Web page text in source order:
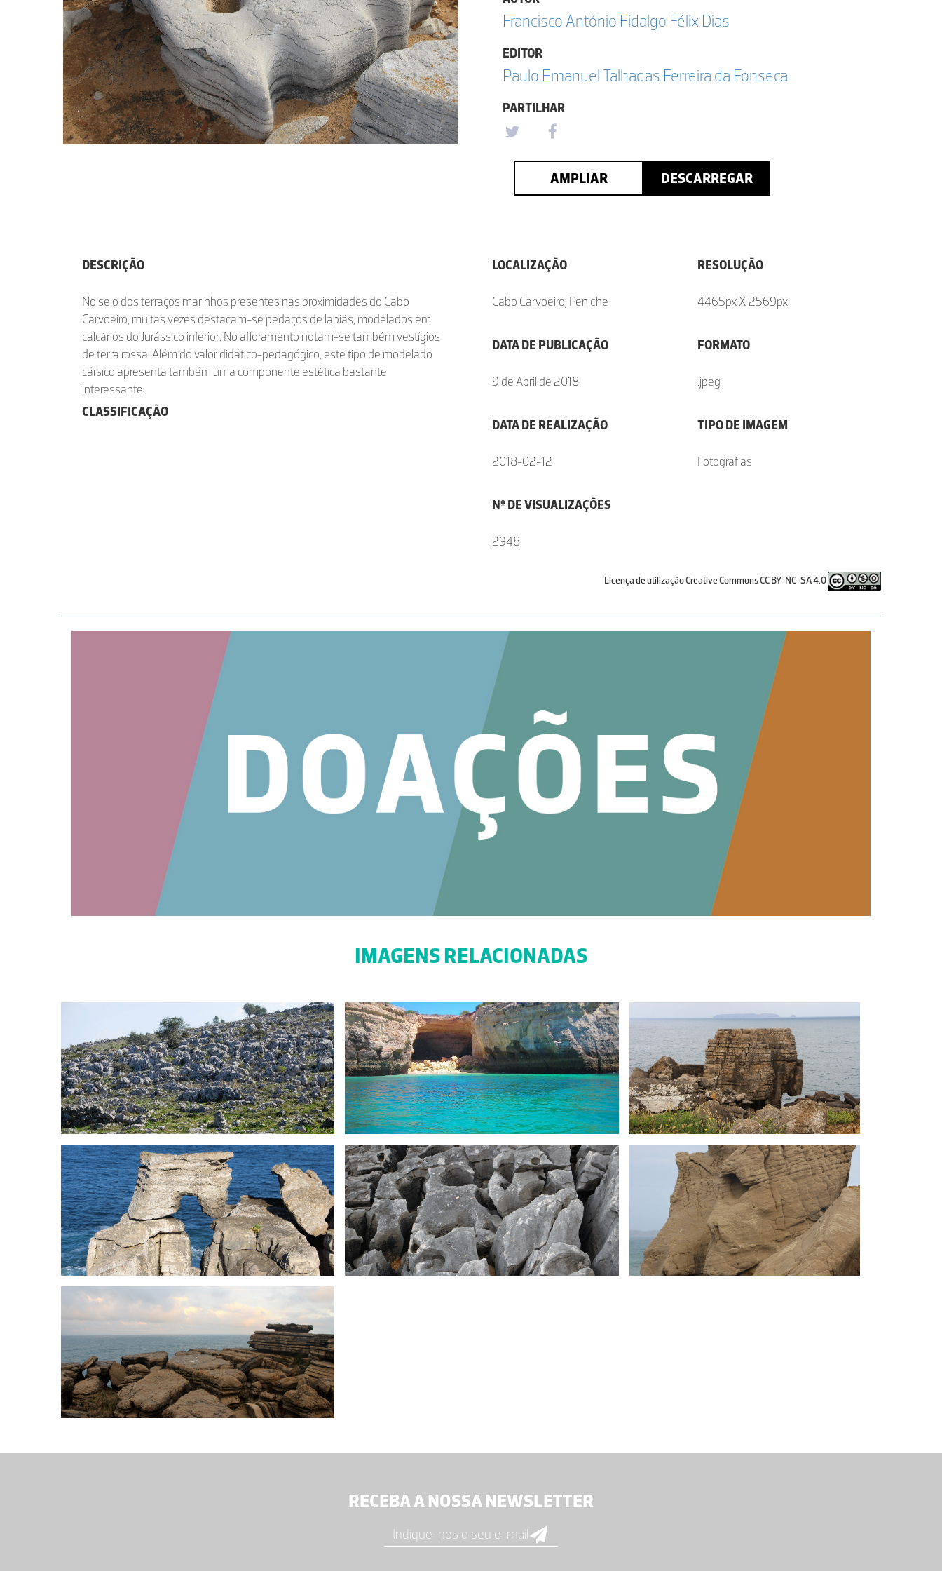
Francisco António Fidalgo Félix Dias
EDITOR
Paulo Emanuel Talhadas Ferreira da Fonseca
PARTILHAR
AMPLIAR DESCARREGAR
DESCRIÇÃO
No seio dos terraços marinhos presentes nas proximidades do Cabo
Carvoeiro, muitas vezes destacam-se pedaços de lapiás, modelados em
calcários do Jurássico inferior. No afloramento notam-se também vestígios
de terra rossa. Além do valor didático-pedagógico, este tipo de modelado
cársico apresenta também uma componente estética bastante
interessante.
CLASSIFICAÇÃO
LOCALIZAÇÃO
Cabo Carvoeiro, Peniche
DATA DE PUBLICAÇÃO
9 de Abril de 2018
DATA DE REALIZAÇÃO
2018-02-12
Nº DE VISUALIZAÇÕES
2948
RESOLUÇÃO
4465px X 2569px
FORMATO
.jpeg
TIPO DE IMAGEM
Fotografias
Licença de utilização Creative Commons CC BY-NC-SA 4.0
IMAGENS RELACIONADAS
RECEBA A NOSSA NEWSLETTER